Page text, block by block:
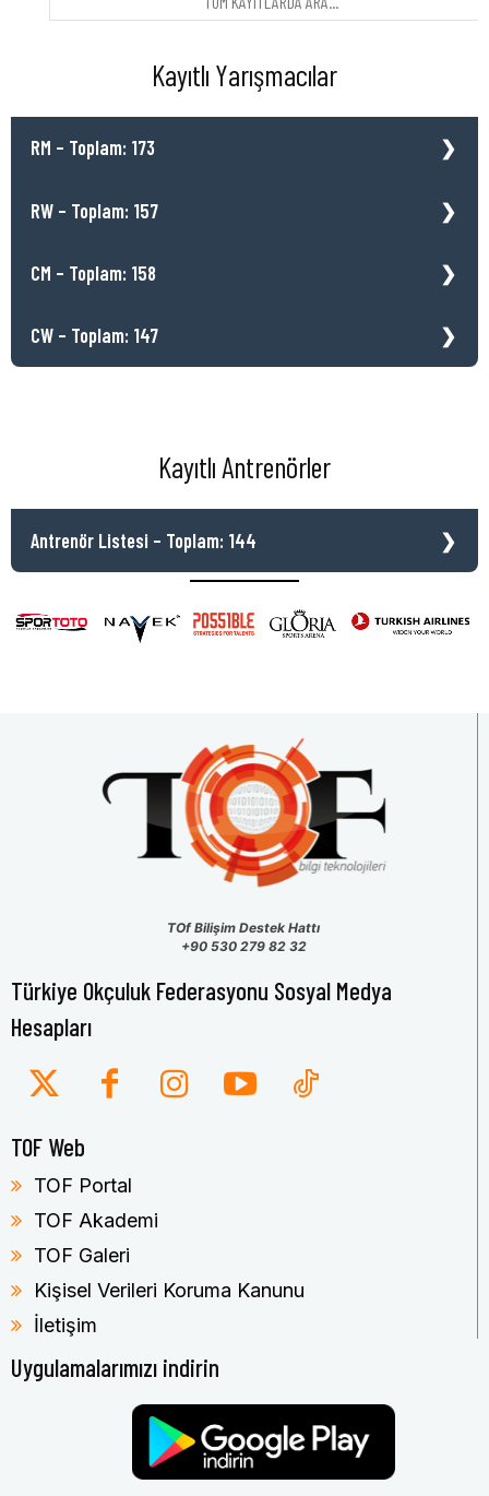
Kayıtlı Yarışmacılar
RM – Toplam: 173
RW – Toplam: 157
CM – Toplam: 158
CW – Toplam: 147
Kayıtlı Antrenörler
Antrenör Listesi – Toplam: 144
TOf Bilişim Destek Hattı
+90 530 279 82 32
Türkiye Okçuluk Federasyonu Sosyal Medya
Hesapları
TOF Web
TOF Portal
TOF Akademi
TOF Galeri
Kişisel Verileri Koruma Kanunu
İletişim
Uygulamalarımızı indirin